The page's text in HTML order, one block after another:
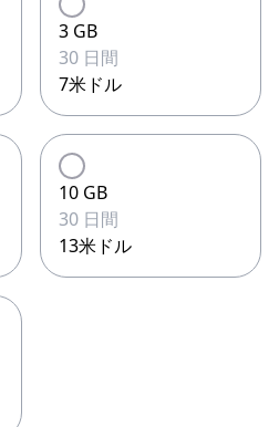
3 GB
30 日間
7米ドル
10 GB
30 日間
13米ドル